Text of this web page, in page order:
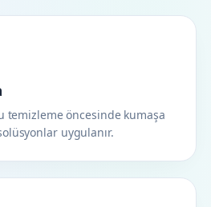
temizleme öncesinde kumaşa
uygulanır.